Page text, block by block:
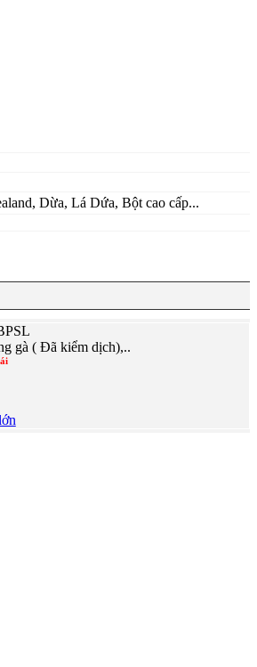
Dừa, Lá Dứa, Bột cao cấp...
gà ( Đã kiểm dịch),..